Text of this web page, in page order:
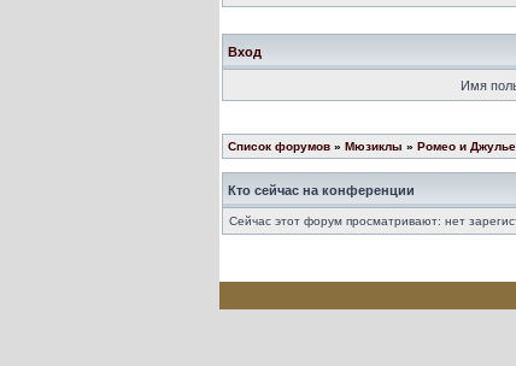
Вход
Имя
Список форумов » Мюзиклы » Ромео и
Кто сейчас на конференции
Сейчас этот форум просматривают: нет